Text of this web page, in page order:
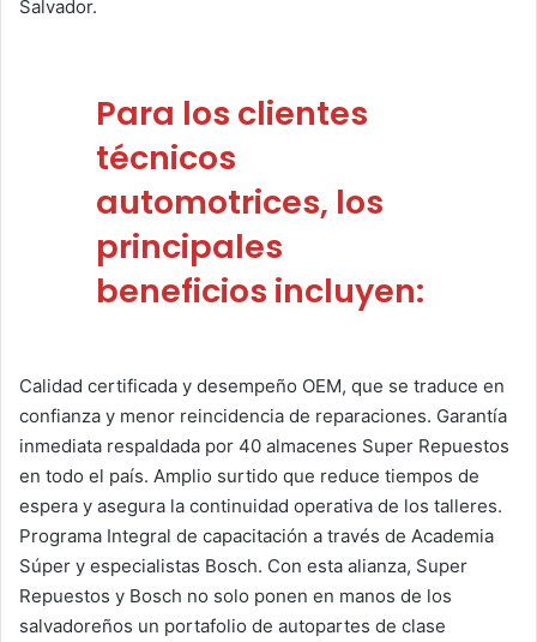
Salvador.
Para los clientes
técnicos
automotrices, los
principales
beneficios incluyen:
Calidad certificada y desempeño OEM, que se traduce en
confianza y menor reincidencia de reparaciones. Garantía
inmediata respaldada por 40 almacenes Super Repuestos
en todo el país. Amplio surtido que reduce tiempos de
espera y asegura la continuidad operativa de los talleres.
Programa Integral de capacitación a través de Academia
Súper y especialistas Bosch. Con esta alianza, Super
Repuestos y Bosch no solo ponen en manos de los
salvadoreños un portafolio de autopartes de clase